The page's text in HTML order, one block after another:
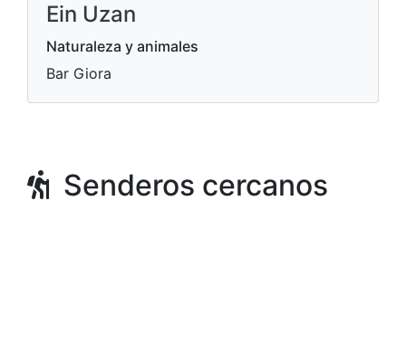
Ein Uzan
Naturaleza y animales
Bar Giora
Senderos cercanos